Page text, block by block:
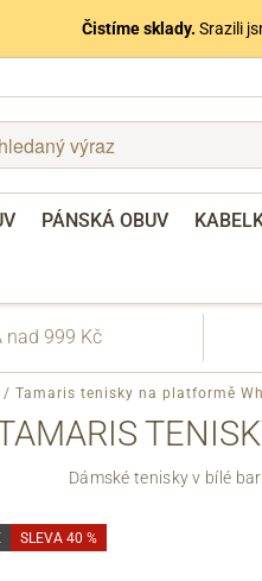
Čistíme sklady. Srazili
PÁNSKÁ OBUV
nad 999 Kč
/ Tamaris tenisky na platformě
Dámské tenisky v bílé
SLEVA 40 %